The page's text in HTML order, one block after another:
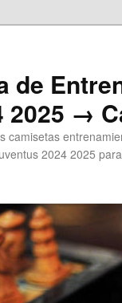
de
2025 →
camisetas
2024 2025